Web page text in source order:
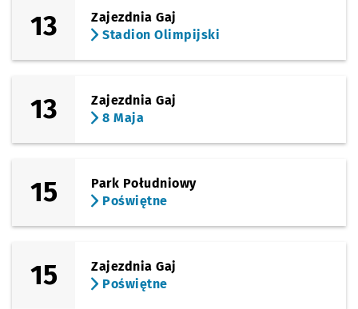
13
Zajezdnia Gaj
Stadion Olimpijski
13
Zajezdnia Gaj
8 Maja
15
Park Południowy
Poświętne
15
Zajezdnia Gaj
Poświętne